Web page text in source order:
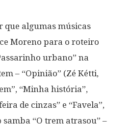
que algumas músicas
Moreno para o roteiro
urbano” na
– “Opinião” (Zé Kétti,
“Minha história”,
de cinzas” e “Favela”,
“O trem atrasou” –